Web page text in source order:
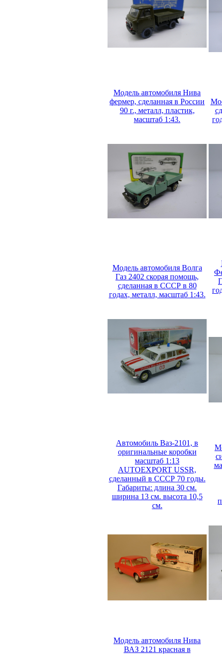
Модель автомобиля Нива
фермер, сделанная в России
90 г., металл, пластик,
масштаб 1:43.
Модель автомобиля Волга
Газ 2402 скорая помощь,
сделанная в СССР в 80
годах, металл, масштаб 1:43.
Автомобиль Ваз-2101, в
оригинальные коробки
масштаб 1:13
AUTOEXPORT USSR,
сделанный в СССР 70 годы.
Габариты: длина 30 см.
ширина 13 см. высота 10,5
см.
Модель автомобиля Нива
ВАЗ 2121 красная в